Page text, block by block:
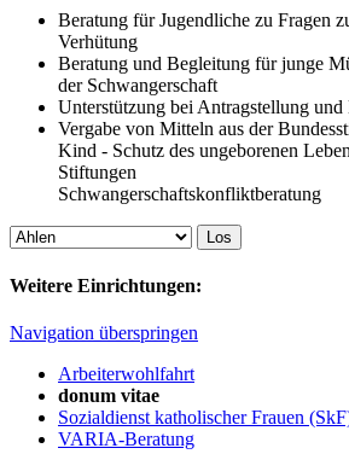
Beratung für Jugendliche zu Fragen
Verhütung
Beratung und Begleitung für junge
der Schwangerschaft
Unterstützung bei Antragstellung
Vergabe von Mitteln aus der
Kind - Schutz des ungeborenen
Stiftungen
Schwangerschaftskonfliktberatung
Weitere Einrichtungen:
Navigation überspringen
Arbeiterwohlfahrt
donum vitae
Sozialdienst katholischer Frauen
VARIA-Beratung